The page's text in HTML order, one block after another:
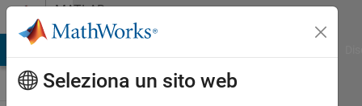
Vai al contenutoMATLAB
Answers
Seleziona un sito web